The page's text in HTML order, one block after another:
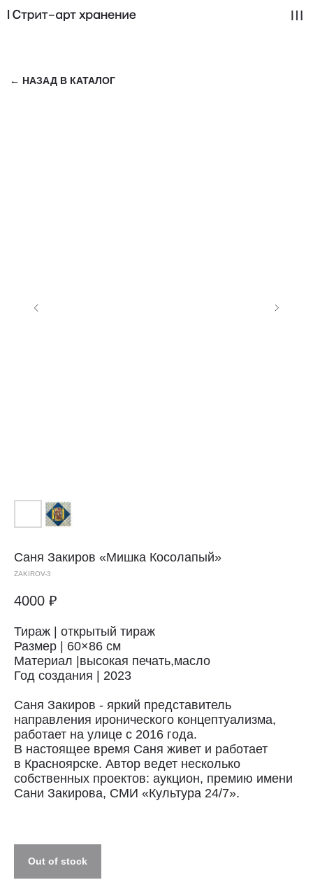
Саня Закиров «Мишка Косолапый»
ZAKIROV-3
4000 ₽
Тираж | открытый тираж
Размер | 60×86 см
Материал |высокая печать,масло
Год создания | 2023
Саня Закиров - яркий представитель
направления иронического концептуализма,
работает на улице с 2016 года.
В настоящее время Саня живет и работает
в Красноярске. Автор ведет несколько
собственных проектов: аукцион, премию имени
Сани Закирова, СМИ «Культура 24/7».
Out of stock
Доставка осуществляется курьерской
службой СДЭК за счёт покупателя.
Сроки доставки: 2−3 дня по Санкт-
Петербургу и 3−8 дней по России.
Самовывоз из магазина в Санкт-
Петербурге возможен
ПОЛИТИКА КОНФИДЕНЦИАЛЬНОСТИ↗
Доставка